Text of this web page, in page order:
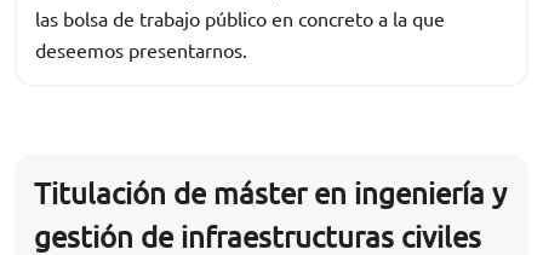
las bolsa de trabajo público en concreto a la que
deseemos presentarnos.
Titulación de máster en ingeniería y
gestión de infraestructuras civiles